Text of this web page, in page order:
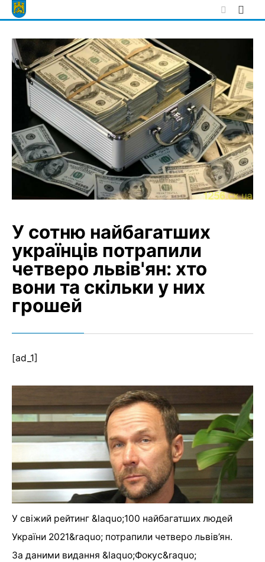
Skip
to
У сотню найбагатших
українців потрапили
четверо львів'ян: хто
вони та скільки у них
грошей
[ad_1]
У свіжий рейтинг &laquo;100 найбагатших людей
України 2021&raquo; потрапили четверо львів’ян.
За даними видання &laquo;Фокус&raquo;